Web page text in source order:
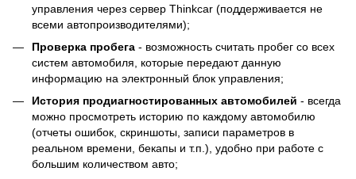
управления через сервер Thinkcar (поддерживается не
всеми автопроизводителями);
Проверка пробега - возможность считать пробег со всех
систем автомобиля, которые передают данную
информацию на электронный блок управления;
История продиагностированных автомобилей - всегда
можно просмотреть историю по каждому автомобилю
(отчеты ошибок, скриншоты, записи параметров в
реальном времени, бекапы и т.п.), удобно при работе с
большим количеством авто;